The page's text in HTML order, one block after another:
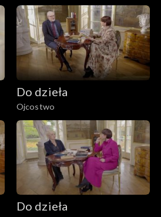
Do dzieła
Ojcostwo
Do dzieła